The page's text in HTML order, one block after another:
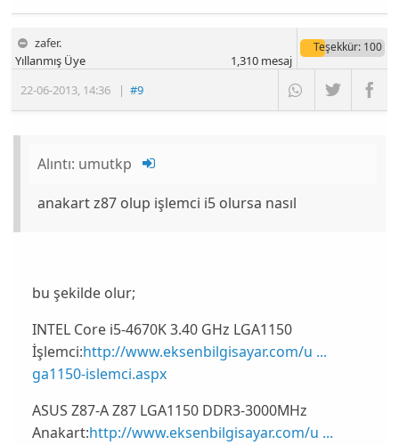
zafer.
22-06-2013 14:36 |#9
Yıllanmış Üye
Teşekkür: 100
1,310mesaj
Alıntı: umutkp
anakart z87 olup işlemci i5 olursa nasıl
bu şekilde olur;
INTEL Core i5-4670K 3.40 GHz LGA1150
İşlemci:http://www.eksenbilgisayar.com/u ...
ga1150-islemci.aspx
ASUS Z87-A Z87 LGA1150 DDR3-3000MHz
Anakart:http://www.eksenbilgisayar.com/u ...